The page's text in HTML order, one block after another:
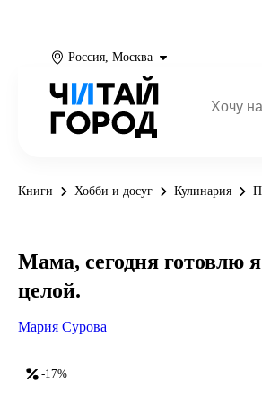
Россия, Москва
Книги Хобби и досуг Кулинария
-17%
Мама, сегодня готовлю
целой.
Мария Сурова